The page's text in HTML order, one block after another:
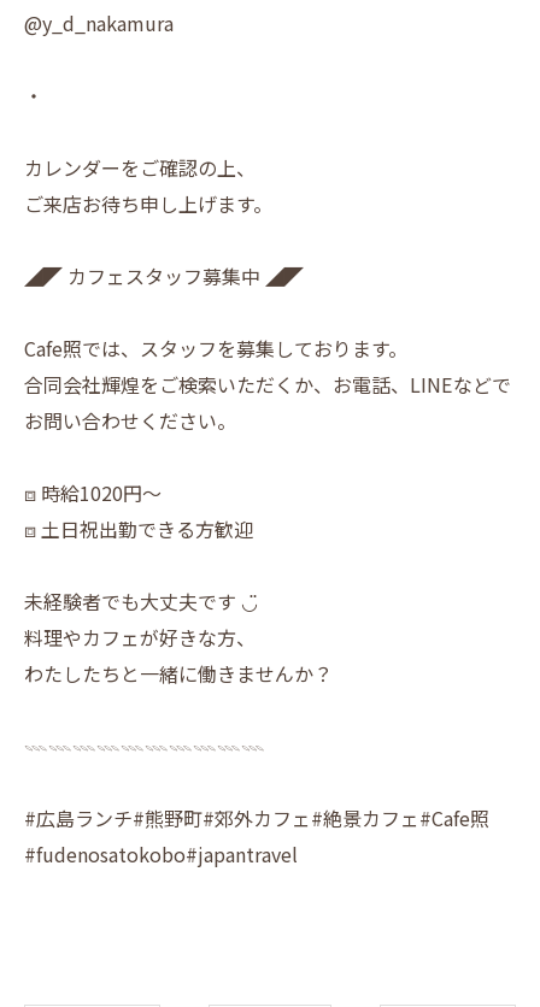
@y_d_nakamura
・
カレンダーをご確認の上、
ご来店お待ち申し上げます。
◢◤ カフェスタッフ募集中 ◢◤
Cafe照では、スタッフを募集しております。
合同会社輝煌をご検索いただくか、お電話、LINEなどで
お問い合わせください。
⧈ 時給1020円〜
⧈ 土日祝出勤できる方歓迎
未経験者でも大丈夫です ◡̈
料理やカフェが好きな方、
わたしたちと一緒に働きませんか？
𓇠𓇠𓇠𓇠𓇠𓇠𓇠𓇠𓇠𓇠
#広島ランチ#熊野町#郊外カフェ#絶景カフェ#Cafe照
#fudenosatokobo#japantravel